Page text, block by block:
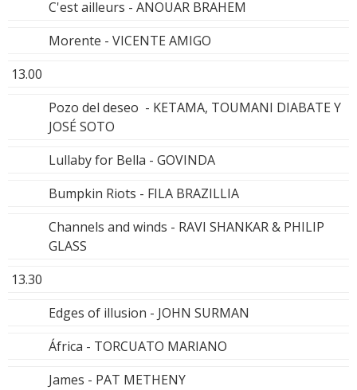
C'est ailleurs - ANOUAR BRAHEM
Morente - VICENTE AMIGO
13.00
Pozo del deseo - KETAMA, TOUMANI DIABATE Y
JOSÉ SOTO
Lullaby for Bella - GOVINDA
Bumpkin Riots - FILA BRAZILLIA
Channels and winds - RAVI SHANKAR & PHILIP
GLASS
13.30
Edges of illusion - JOHN SURMAN
África - TORCUATO MARIANO
James - PAT METHENY